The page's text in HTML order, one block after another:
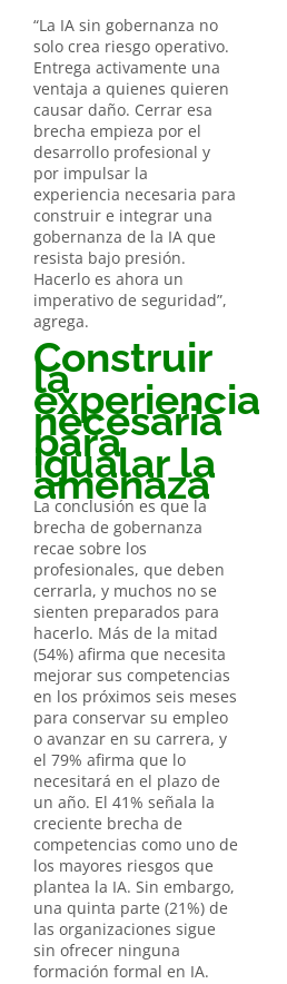
“La IA sin gobernanza no
solo crea riesgo operativo.
Entrega activamente una
ventaja a quienes quieren
causar daño. Cerrar esa
brecha empieza por el
desarrollo profesional y
por impulsar la
experiencia necesaria para
construir e integrar una
gobernanza de la IA que
resista bajo presión.
Hacerlo es ahora un
imperativo de seguridad”,
agrega.
Construir
la
experiencia
necesaria
para
igualar la
amenaza
La conclusión es que la
brecha de gobernanza
recae sobre los
profesionales, que deben
cerrarla, y muchos no se
sienten preparados para
hacerlo. Más de la mitad
(54%) afirma que necesita
mejorar sus competencias
en los próximos seis meses
para conservar su empleo
o avanzar en su carrera, y
el 79% afirma que lo
necesitará en el plazo de
un año. El 41% señala la
creciente brecha de
competencias como uno de
los mayores riesgos que
plantea la IA. Sin embargo,
una quinta parte (21%) de
las organizaciones sigue
sin ofrecer ninguna
formación formal en IA.